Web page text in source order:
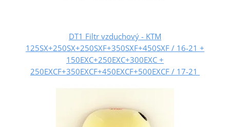
DT1 Filtr vzduchový - KTM
125SX+250SX+250SXF+350SXF+450SXF / 16-21 +
150EXC+250EXC+300EXC +
250EXCF+350EXCF+450EXCF+500EXCF / 17-21